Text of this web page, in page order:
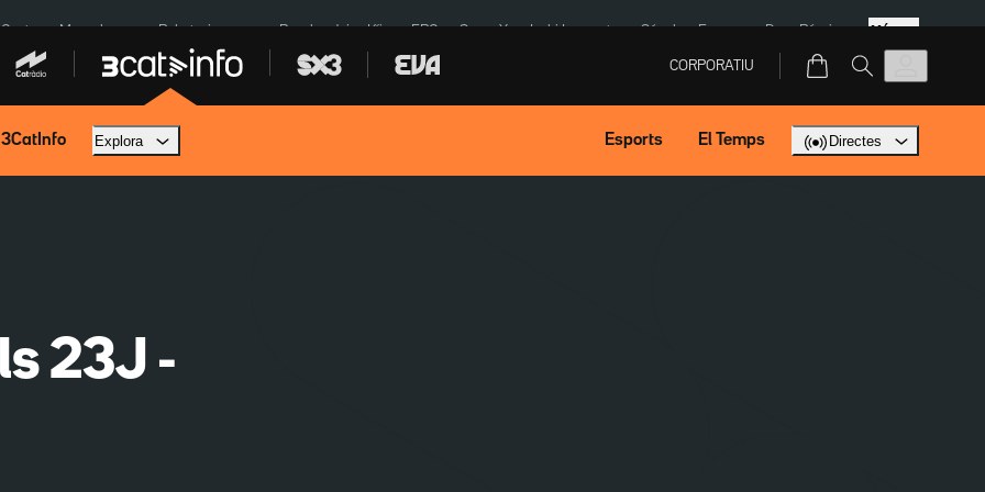
Mercabarna Robatoris coure Bombardejos Kíiv ERC SpaceX Isaki Lacuesta Sánchez Europa Dron Rússia Més
CORPORATIU
3CatInfo Explora Esports El Temps Directes
23J -